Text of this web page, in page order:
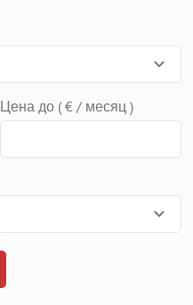
Цена до ( € / месяц )